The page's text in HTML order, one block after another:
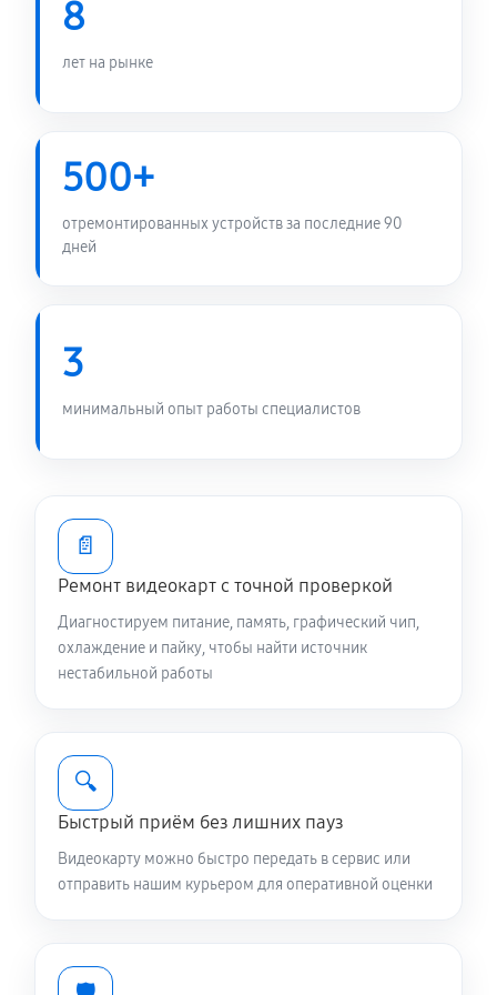
RTX3080-O10G-WHITE-V2
Замена медных трубок
8
лет на рынке
500+
отремонтированных устройств за последние 90
дней
3
минимальный опыт работы специалистов
📄
Ремонт видеокарт с точной проверкой
Диагностируем питание, память, графический чип,
охлаждение и пайку, чтобы найти источник
нестабильной работы
🔍
Быстрый приём без лишних пауз
Видеокарту можно быстро передать в сервис или
отправить нашим курьером для оперативной оценки